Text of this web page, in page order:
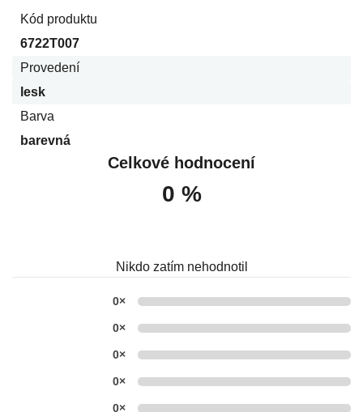
Kód produktu
6722T007
Provedení
lesk
Barva
barevná
Celkové hodnocení
0 %
Nikdo zatím nehodnotil
0×
0×
0×
0×
0×